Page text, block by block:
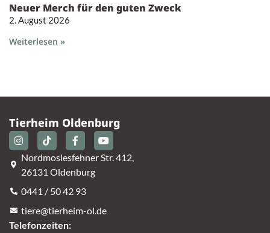
Neuer Merch für den guten Zweck
2. August 2026
Weiterlesen »
Tierheim Oldenburg
Nordmoslesfehner Str. 412,
26131 Oldenburg
0441 / 50 42 93
tiere@tierheim-ol.de
Telefonzeiten: